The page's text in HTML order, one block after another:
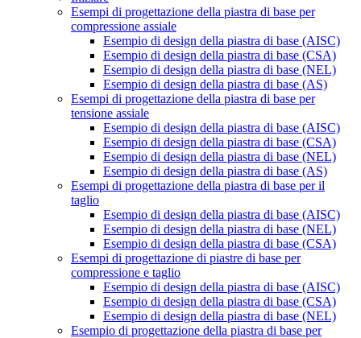
Esempi di progettazione della piastra di base per
compressione assiale
Esempio di design della piastra di base (AISC)
Esempio di design della piastra di base (CSA)
Esempio di design della piastra di base (NEL)
Esempio di design della piastra di base (AS)
Esempi di progettazione della piastra di base per
tensione assiale
Esempio di design della piastra di base (AISC)
Esempio di design della piastra di base (CSA)
Esempio di design della piastra di base (NEL)
Esempio di design della piastra di base (AS)
Esempi di progettazione della piastra di base per il
taglio
Esempio di design della piastra di base (AISC)
Esempio di design della piastra di base (NEL)
Esempio di design della piastra di base (CSA)
Esempi di progettazione di piastre di base per
compressione e taglio
Esempio di design della piastra di base (AISC)
Esempio di design della piastra di base (CSA)
Esempio di design della piastra di base (NEL)
Esempio di progettazione della piastra di base per